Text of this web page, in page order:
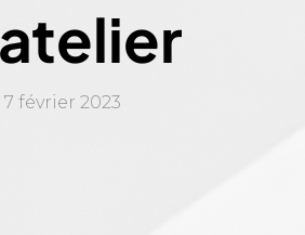
7 février 2023